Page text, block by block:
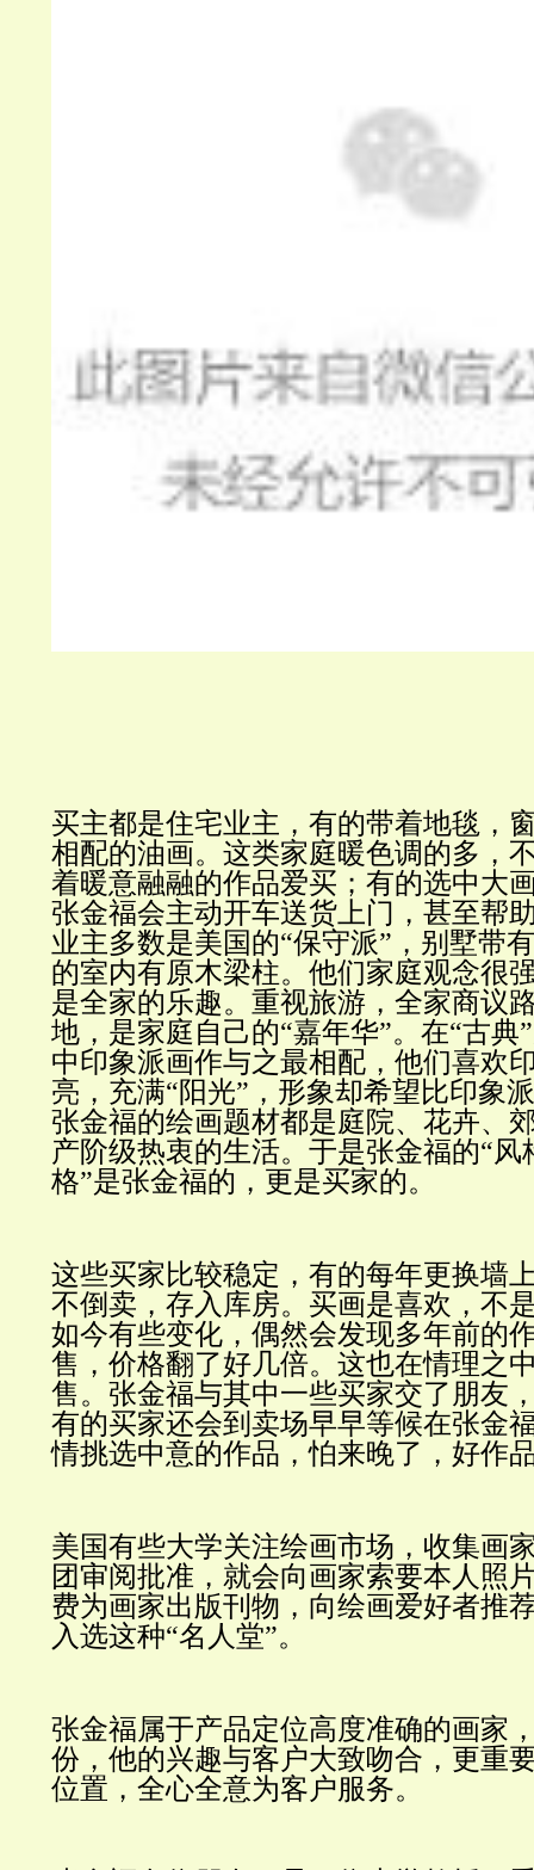
买主都是住宅业主，有的带着地毯，
相配的油画。这类家庭暖色调的多，
着暖意融融的作品爱买；有的选中大
张金福会主动开车送货上门，甚至帮
业主多数是美国的“保守派”，别墅带
的室内有原木梁柱。他们家庭观念很
是全家的乐趣。重视旅游，全家商议
地，是家庭自己的“嘉年华”。在“古典
中印象派画作与之最相配，他们喜欢
亮，充满“阳光”，形象却希望比印象
张金福的绘画题材都是庭院、花卉、
产阶级热衷的生活。于是张金福的“风
格”是张金福的，更是买家的。
这些买家比较稳定，有的每年更换墙
不倒卖，存入库房。买画是喜欢，不
如今有些变化，偶然会发现多年前的
售，价格翻了好几倍。这也在情理之
售。张金福与其中一些买家交了朋友
有的买家还会到卖场早早等候在张金
情挑选中意的作品，怕来晚了，好作
美国有些大学关注绘画市场，收集画
团审阅批准，就会向画家索要本人照
费为画家出版刊物，向绘画爱好者推
入选这种“名人堂”。
张金福属于产品定位高度准确的画家
份，他的兴趣与客户大致吻合，更重
位置，全心全意为客户服务。